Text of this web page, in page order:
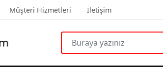
Müşteri Hizmetleri İletişim